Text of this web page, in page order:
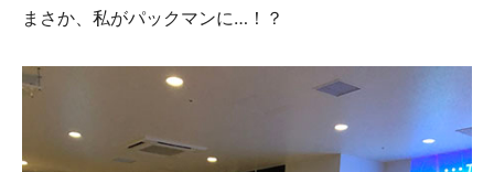
まさか、私がパックマンに…！？